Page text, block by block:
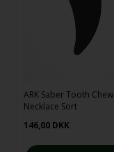
ARK Saber Tooth Chew
Necklace Sort
146,00 DKK